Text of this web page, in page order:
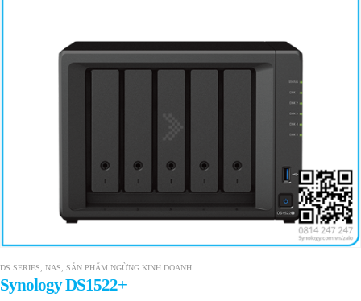
DS SERIES NAS SẢN PHẨM NGỪNG KINH DOANH
Synology DS1522+